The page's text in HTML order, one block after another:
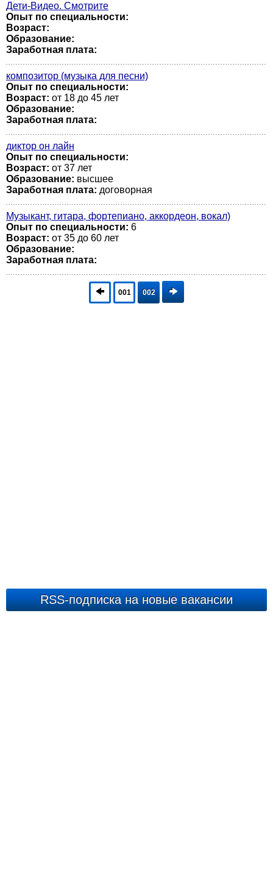
Дети-Видео. Смотрите
Опыт по специальности:
Возраст:
Образование:
Заработная плата:
композитор (музыка для песни)
Опыт по специальности:
Возраст: от 18 до 45 лет
Образование:
Заработная плата:
диктор он лайн
Опыт по специальности:
Возраст: от 37 лет
Образование: высшее
Заработная плата: договорная
Музыкант, гитара, фортепиано, аккордеон, вокал)
Опыт по специальности: 6
Возраст: от 35 до 60 лет
Образование:
Заработная плата:
001 002
RSS-подписка на новые вакансии